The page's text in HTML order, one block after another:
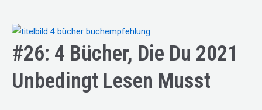
#26: 4 Bücher, Die Du 2021
Unbedingt Lesen Musst